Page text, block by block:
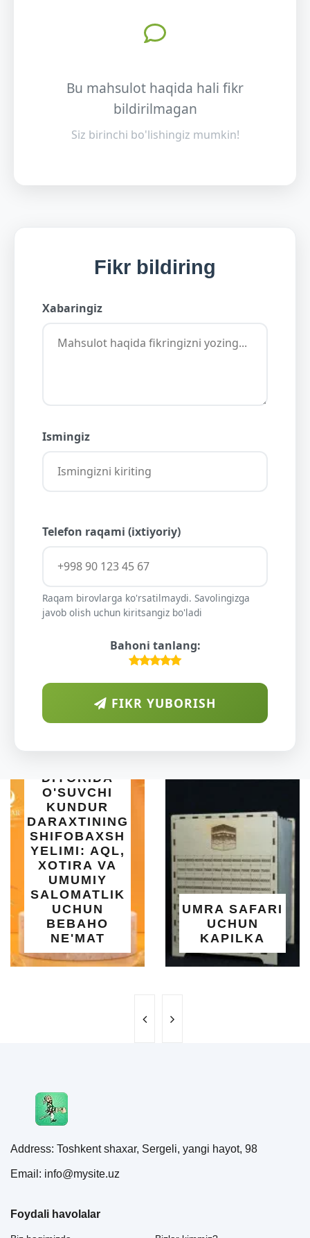
Bu mahsulot haqida hali fikr
bildirilmagan
Siz birinchi bo'lishingiz mumkin!
Fikr bildiring
Xabaringiz
Ismingiz
Telefon raqami (ixtiyoriy)
Raqam birovlarga ko'rsatilmaydi. Savolingizga
javob olish uchun kiritsangiz bo'ladi
Bahoni tanlang:
FIKR YUBORISH
AQL,
VA
UMRA SAFARI
UCHUN
KAPILKA
SET
|
Address: Toshkent shaxar, Sergeli, yangi hayot, 98
Email: info@mysite.uz
Foydali havolalar